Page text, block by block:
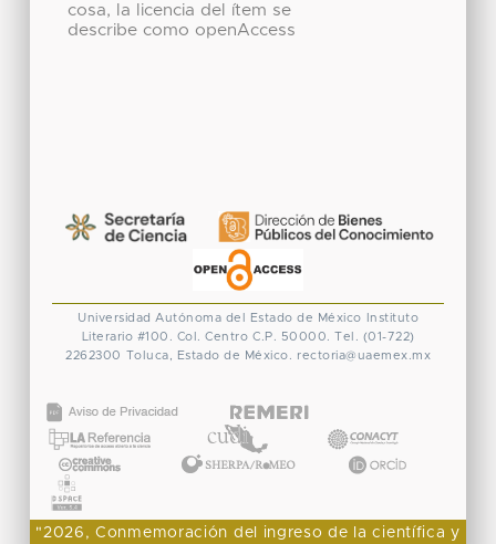
cosa, la licencia del ítem se
describe como openAccess
Universidad Autónoma del Estado de México
Instituto
Literario #100. Col. Centro C.P. 50000. Tel. (01-722)
2262300 Toluca, Estado de México. rectoria@uaemex.mx
"2026, Conmemoración del ingreso de la científica y